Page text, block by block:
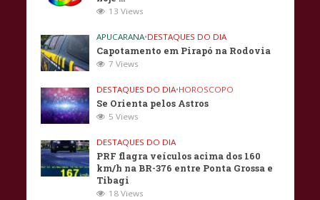
13 Views
APUCARANA•DESTAQUES DO DIA
Capotamento em Pirapó na Rodovia
7 Views
DESTAQUES DO DIA•HOROSCOPO
Se Orienta pelos Astros
5 Views
DESTAQUES DO DIA
PRF flagra veículos acima dos 160
km/h na BR-376 entre Ponta Grossa e
Tibagi
18 Views